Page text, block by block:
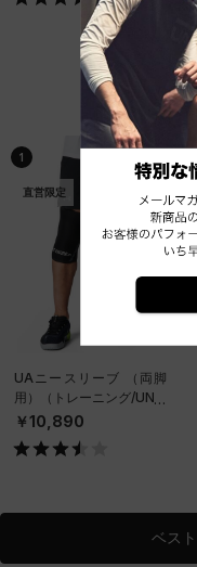
ベ
1
直営限定
UAニースリーブ （両脚
用）（トレーニング/UNIS
EX）
￥10,890
ベス